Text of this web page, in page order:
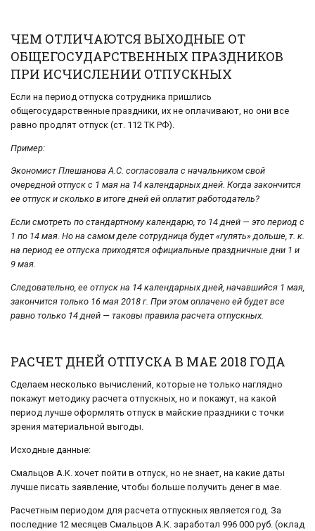
ЧЕМ ОТЛИЧАЮТСЯ ВЫХОДНЫЕ ОТ
ОБЩЕГОСУДАРСТВЕННЫХ ПРАЗДНИКОВ
ПРИ ИСЧИСЛЕНИИ ОТПУСКНЫХ
Если на период отпуска сотрудника пришлись
общегосударственные праздники, их не оплачивают, но они все
равно продлят отпуск (ст. 112 ТК РФ).
Пример:
Экономист Плешанова А.С. согласовала с начальником свой
очередной отпуск с 1 мая на 14 календарных дней. Когда закончится
ее отпуск и сколько в итоге дней ей оплатит работодатель?
Если смотреть по стандартному календарю, то 14 дней — это период с
1 по 14 мая. Но на самом деле сотрудница будет «гулять» дольше, т. к.
на период ее отпуска приходятся официальные праздничные дни 1 и
9 мая.
Следовательно, ее отпуск на 14 календарных дней, начавшийся 1 мая,
закончится только 16 мая 2018 г. При этом оплачено ей будет все
равно только 14 дней — таковы правила расчета отпускных.
РАСЧЕТ ДНЕЙ ОТПУСКА В МАЕ 2018 ГОДА
Сделаем несколько вычислений, которые не только наглядно
покажут методику расчета отпускных, но и покажут, на какой
период лучше оформлять отпуск в майские праздники с точки
зрения материальной выгоды.
Исходные данные:
Смальцов А.К. хочет пойти в отпуск, но не знает, на какие даты
лучше писать заявление, чтобы больше получить денег в мае.
Расчетным периодом для расчета отпускных является год. За
последние 12 месяцев Смальцов А.К. заработал 996 000 руб. (оклад